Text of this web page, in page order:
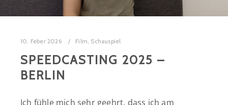
10. Feber 2026 Film, Schauspiel
SPEEDCASTING 2025 –
BERLIN
Ich fühle mich sehr geehrt, dass ich am